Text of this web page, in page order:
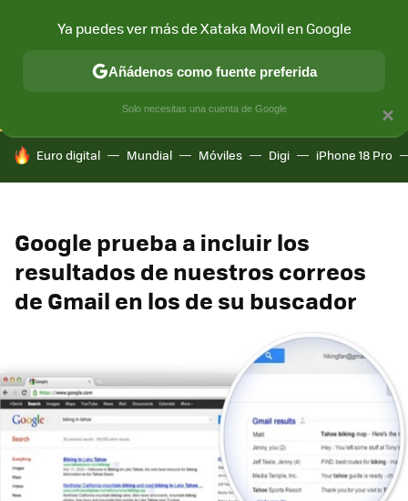
CONECTIVIDAD MÓVIL Y SOCIEDAD APLICACIONES
HOY SE HABLA DE
Euro digital Mundial Móviles Digi iPhone 18 Pro
Google prueba a incluir los
resultados de nuestros correos
de Gmail en los de su buscador
×
Ya puedes ver más de Xataka Movil en Google
Añádenos como fuente preferida
Solo necesitas una cuenta de Google